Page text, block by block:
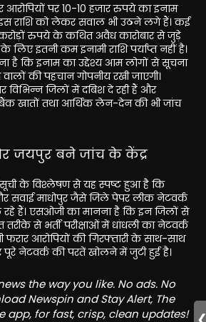
पर 10-10 हजार रुपये का इनाम
राशि को लेकर सवाल भी उठने लगे हैं। कई
रुपये के कथित अवैध कारोबार से जुड़े
लिए इतनी कम इनामी राशि पर्याप्त नहीं है।
है कि इनाम का उद्देश्य आम लोगों से सूचना
की पहचान गोपनीय रखी जाएगी।
विभिन्न जिलों में दबिश दे रही हैं और
बैंक खातों तथा आर्थिक लेन-देन की भी जांच
जयपुर बने जांच के केंद्र
सूची के विश्लेषण से यह स्पष्ट हुआ है कि
सवाई माधोपुर जैसे जिले पेपर लीक नेटवर्क
रहे हैं। एसओजी का मानना है कि इन जिलों से
से भर्ती परीक्षाओं में धांधली का नेटवर्क
फरार आरोपियों की गिरफ्तारी के साथ-साथ
नेटवर्क की परतें खोलने में जुटी हुई है।
the way you like. No ads. No
Newspin and Stay Alert, The
app, for fast, crisp, clean updates!